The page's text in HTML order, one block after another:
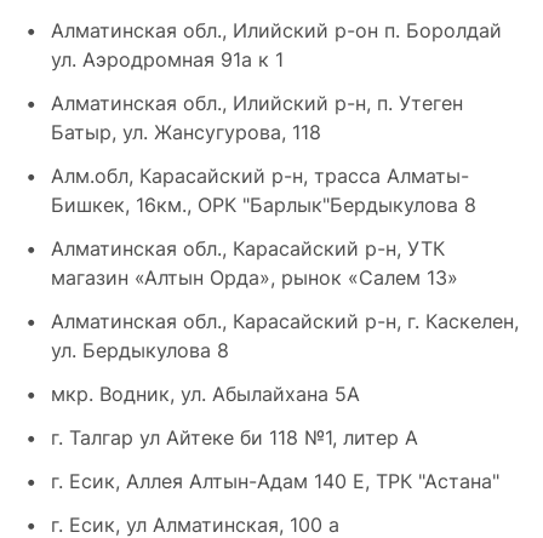
Алматинская обл., Илийский р-он п. Боролдай
ул. Аэродромная 91а к 1
Алматинская обл., Илийский р-н, п. Утеген
Батыр, ул. Жансугурова, 118
Алм.обл, Карасайский р-н, трасса Алматы-
Бишкек, 16км., ОРК "Барлык"Бердыкулова 8
Алматинская обл., Карасайский р-н, УТК
магазин «Алтын Орда», рынок «Салем 13»
Алматинская обл., Карасайский р-н, г. Каскелен,
ул. Бердыкулова 8
мкр. Водник, ул. Абылайхана 5А
г. Талгар ул Айтеке би 118 №1, литер А
г. Есик, Аллея Алтын-Адам 140 Е, ТРК "Астана"
г. Есик, ул Алматинская, 100 а